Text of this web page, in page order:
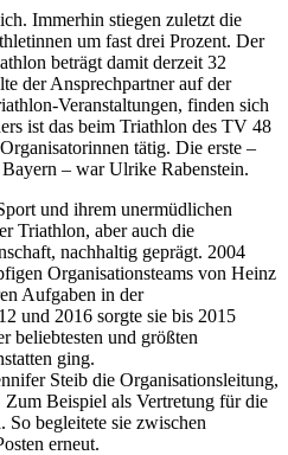
Immerhin stiegen zuletzt die
um fast drei Prozent. Der
beträgt damit derzeit 32
der Ansprechpartner auf der
Veranstaltungen, finden sich
ist das beim Triathlon des TV 48
tätig. Die erste –
– war Ulrike Rabenstein.
und ihrem unermüdlichen
Triathlon, aber auch die
nachhaltig geprägt. 2004
Organisationsteams von Heinz
Aufgaben in der
und 2016 sorgte sie bis 2015
beliebtesten und größten
ging.
Steib die Organisationsleitung,
Beispiel als Vertretung für die
begleitete sie zwischen
erneut.